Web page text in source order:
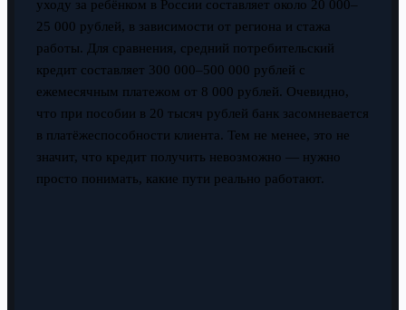
уходу за ребёнком в России составляет около 20 000–
25 000 рублей, в зависимости от региона и стажа
работы. Для сравнения, средний потребительский
кредит составляет 300 000–500 000 рублей с
ежемесячным платежом от 8 000 рублей. Очевидно,
что при пособии в 20 тысяч рублей банк засомневается
в платёжеспособности клиента. Тем не менее, это не
значит, что кредит получить невозможно — нужно
просто понимать, какие пути реально работают.